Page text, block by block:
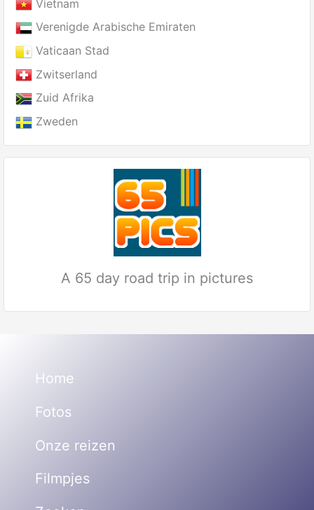
Vietnam
Verenigde Arabische Emiraten
Vaticaan Stad
Zwitserland
Zuid Afrika
Zweden
A 65 day road trip in pictures
Home
Fotos
Onze reizen
Filmpjes